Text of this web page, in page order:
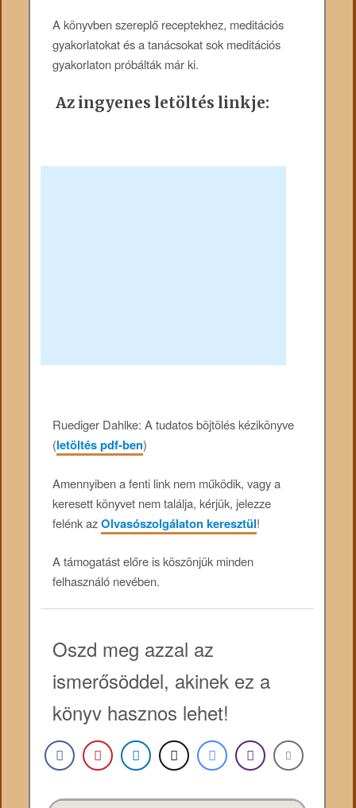
A könyvben szereplő receptekhez, meditációs
gyakorlatokat és a tanácsokat sok meditációs
gyakorlaton próbálták már ki.
Az ingyenes letöltés linkje:
Ruediger Dahlke: A tudatos böjtölés kézikönyve
(letöltés pdf-ben)
Amennyiben a fenti link nem működik, vagy a
keresett könyvet nem találja, kérjük, jelezze
felénk azOlvasószolgálaton keresztül!
A támogatást előre is köszönjük minden
felhasználó nevében.
Oszd meg azzal az
ismerősöddel, akinek ez a
könyv hasznos lehet!